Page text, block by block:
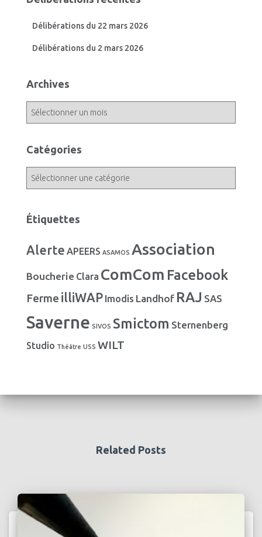
Délibérations du 22 mars 2026
Délibérations du 2 mars 2026
Archives
h
Catégories
é
g
r
e
Étiquettes
Alerte APEERS ASAMOS Association
Boucherie Clara ComCom Facebook
Ferme illiWAP Imodis Landhof RAJ SAS
Saverne SIVOS Smictom Sternenberg
Studio Théâtre USS WILT
Related Posts